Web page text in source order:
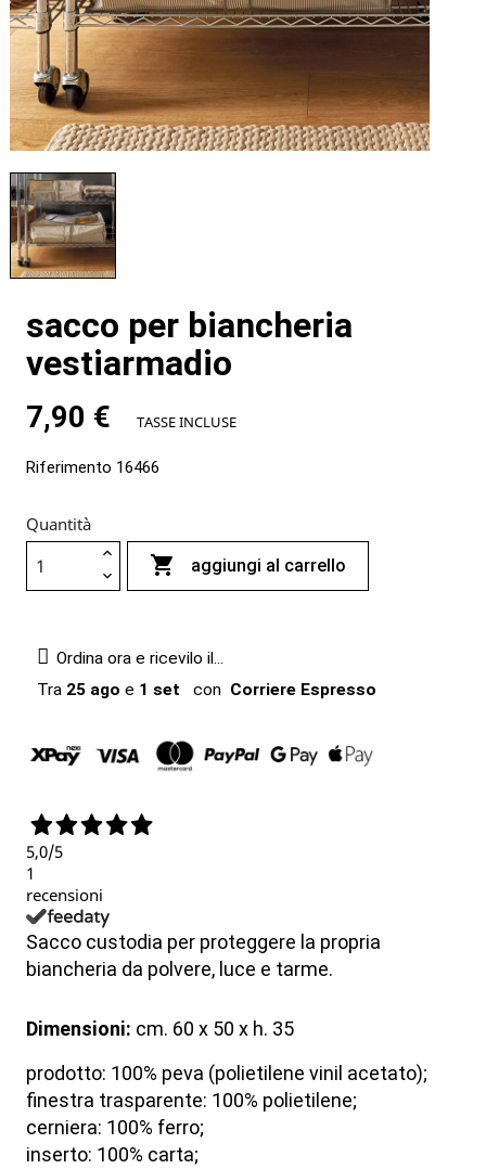
sacco per biancheria
vestiarmadio
7,90 € TASSE INCLUSE
Riferimento 16466
Quantità
 aggiungi al carrello
Ordina ora e ricevilo il...
Tra 25 ago e 1 set con Corriere Espresso
5,0/5
1
recensioni
Sacco custodia per proteggere la propria
biancheria da polvere, luce e tarme.
Dimensioni: cm. 60 x 50 x h. 35
prodotto: 100% peva (polietilene vinil acetato);
finestra trasparente: 100% polietilene;
cerniera: 100% ferro;
inserto: 100% carta;